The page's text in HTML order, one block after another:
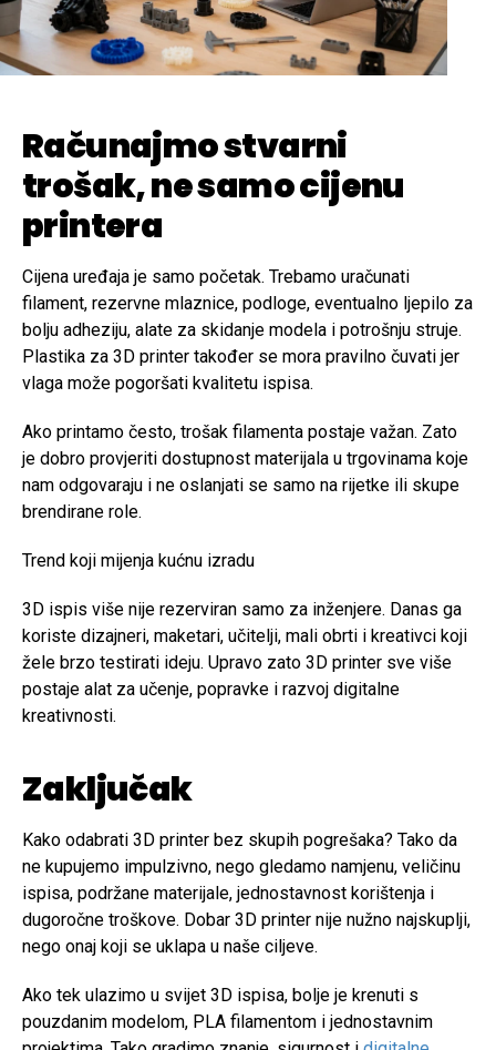
Računajmo stvarni
trošak, ne samo cijenu
printera
Cijena uređaja je samo početak. Trebamo uračunati
filament, rezervne mlaznice, podloge, eventualno ljepilo za
bolju adheziju, alate za skidanje modela i potrošnju struje.
Plastika za 3D printer također se mora pravilno čuvati jer
vlaga može pogoršati kvalitetu ispisa.
Ako printamo često, trošak filamenta postaje važan. Zato
je dobro provjeriti dostupnost materijala u trgovinama koje
nam odgovaraju i ne oslanjati se samo na rijetke ili skupe
brendirane role.
Trend koji mijenja kućnu izradu
3D ispis više nije rezerviran samo za inženjere. Danas ga
koriste dizajneri, maketari, učitelji, mali obrti i kreativci koji
žele brzo testirati ideju. Upravo zato 3D printer sve više
postaje alat za učenje, popravke i razvoj digitalne
kreativnosti.
Zaključak
Kako odabrati 3D printer bez skupih pogrešaka? Tako da
ne kupujemo impulzivno, nego gledamo namjenu, veličinu
ispisa, podržane materijale, jednostavnost korištenja i
dugoročne troškove. Dobar 3D printer nije nužno najskuplji,
nego onaj koji se uklapa u naše ciljeve.
Ako tek ulazimo u svijet 3D ispisa, bolje je krenuti s
pouzdanim modelom, PLA filamentom i jednostavnim